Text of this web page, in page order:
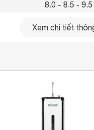
8.0 - 8.5 - 9.5
-300 đến -
Xem chi tiết